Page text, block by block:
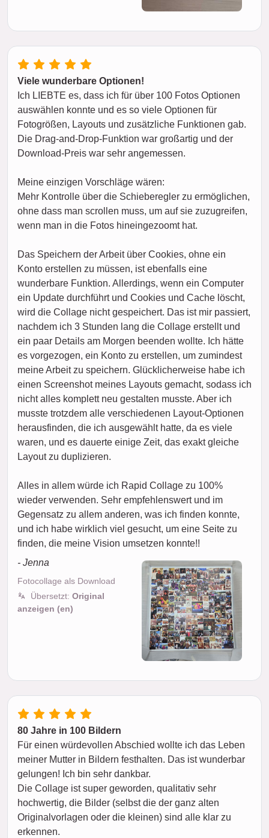
Viele wunderbare Optionen!
Ich LIEBTE es, dass ich für über 100 Fotos Optionen
auswählen konnte und es so viele Optionen für
Fotogrößen, Layouts und zusätzliche Funktionen gab.
Die Drag-and-Drop-Funktion war großartig und der
Download-Preis war sehr angemessen.
Meine einzigen Vorschläge wären:
Mehr Kontrolle über die Schieberegler zu ermöglichen,
ohne dass man scrollen muss, um auf sie zuzugreifen,
wenn man in die Fotos hineingezoomt hat.
Das Speichern der Arbeit über Cookies, ohne ein
Konto erstellen zu müssen, ist ebenfalls eine
wunderbare Funktion. Allerdings, wenn ein Computer
ein Update durchführt und Cookies und Cache löscht,
wird die Collage nicht gespeichert. Das ist mir passiert,
nachdem ich 3 Stunden lang die Collage erstellt und
ein paar Details am Morgen beenden wollte. Ich hätte
es vorgezogen, ein Konto zu erstellen, um zumindest
meine Arbeit zu speichern. Glücklicherweise habe ich
einen Screenshot meines Layouts gemacht, sodass ich
nicht alles komplett neu gestalten musste. Aber ich
musste trotzdem alle verschiedenen Layout-Optionen
herausfinden, die ich ausgewählt hatte, da es viele
waren, und es dauerte einige Zeit, das exakt gleiche
Layout zu duplizieren.
Alles in allem würde ich Rapid Collage zu 100%
wieder verwenden. Sehr empfehlenswert und im
Gegensatz zu allem anderen, was ich finden konnte,
und ich habe wirklich viel gesucht, um eine Seite zu
finden, die meine Vision umsetzen konnte!!
- Jenna
Fotocollage als Download
Übersetzt: Original
anzeigen (en)
80 Jahre in 100 Bildern
Für einen würdevollen Abschied wollte ich das Leben
meiner Mutter in Bildern festhalten. Das ist wunderbar
gelungen! Ich bin sehr dankbar.
Die Collage ist super geworden, qualitativ sehr
hochwertig, die Bilder (selbst die der ganz alten
Originalvorlagen oder die kleinen) sind alle klar zu
erkennen.